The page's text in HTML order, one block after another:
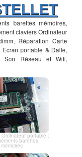
barettes mémoires,
claviers Ordinateur
Réparation Carte
portable & Dalle,
Son Réseau et Wifi,
Ordinateur portable :
barettes
mémoires